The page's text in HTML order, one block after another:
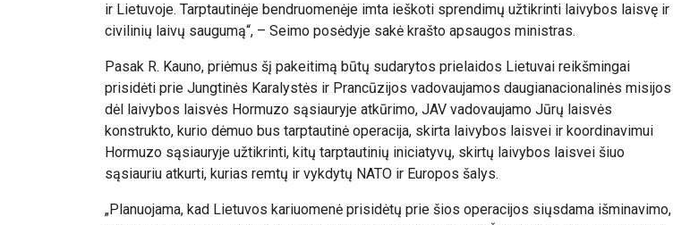
ir Lietuvoje. Tarptautinėje bendruomenėje imta ieškoti sprendimų užtikrinti laivybos laisvę ir
civilinių laivų saugumą“, – Seimo posėdyje sakė krašto apsaugos ministras.
Pasak R. Kauno, priėmus šį pakeitimą būtų sudarytos prielaidos Lietuvai reikšmingai
prisidėti prie Jungtinės Karalystės ir Prancūzijos vadovaujamos daugianacionalinės misijos
dėl laivybos laisvės Hormuzo sąsiauryje atkūrimo, JAV vadovaujamo Jūrų laisvės
konstrukto, kurio dėmuo bus tarptautinė operacija, skirta laivybos laisvei ir koordinavimui
Hormuzo sąsiauryje užtikrinti, kitų tarptautinių iniciatyvų, skirtų laivybos laisvei šiuo
sąsiauriu atkurti, kurias remtų ir vykdytų NATO ir Europos šalys.
„Planuojama, kad Lietuvos kariuomenė prisidėtų prie šios operacijos siųsdama išminavimo,